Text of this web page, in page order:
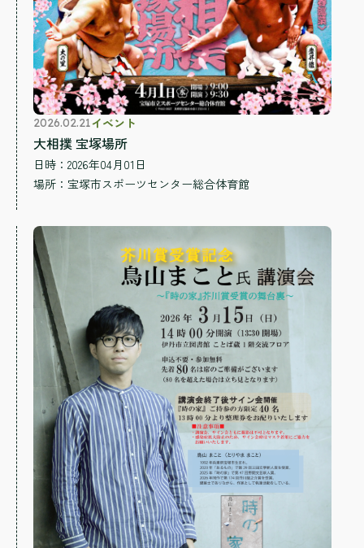
2026.02.21イベント
大相撲 宝塚場所
日時：2026年04月01日
場所： 宝塚市スポーツセンター総合体育館